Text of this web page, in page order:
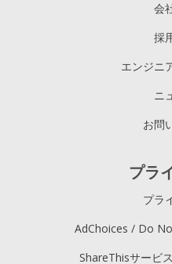
会
採
エンジニ
ニ
お問
プラ
プラ
AdChoices / Do
ShareThisサービ